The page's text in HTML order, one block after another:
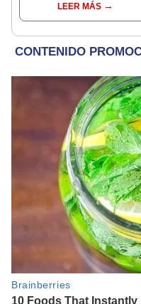
dulce amor”
LEER MÁS